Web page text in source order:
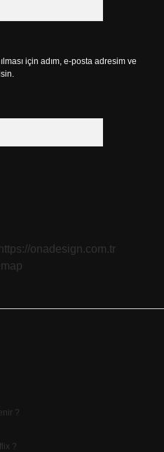
için adım, e-posta adresim ve
https://onadesign.com.tr
?
?